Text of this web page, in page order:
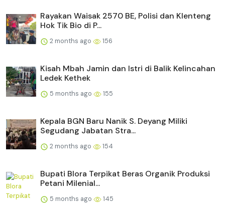
Rayakan Waisak 2570 BE, Polisi dan Klenteng
Hok Tik Bio di P...
2 months ago 156
Kisah Mbah Jamin dan Istri di Balik Kelincahan
Ledek Kethek
5 months ago 155
Kepala BGN Baru Nanik S. Deyang Miliki
Segudang Jabatan Stra...
2 months ago 154
Bupati Blora Terpikat Beras Organik Produksi
Petani Milenial...
5 months ago 145